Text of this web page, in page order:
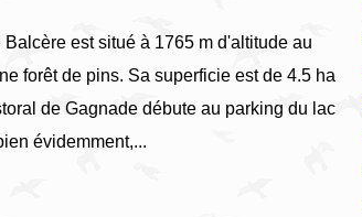
Balcère est situé à 1765 m d'altitude au
forêt de pins. Sa superficie est de 4.5 ha
de Gagnade débute au parking du lac
évidemment,...